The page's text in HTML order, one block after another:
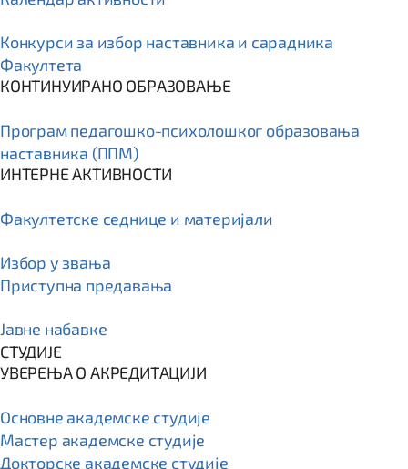
Конкурси за избор наставника и сарадника
Факултета
КОНТИНУИРАНО ОБРАЗОВАЊЕ
Програм пeдагошко-психолошког образовања
наставника (ППМ)
ИНТЕРНЕ АКТИВНОСТИ
Факултетске седнице и материјали
Избор у звања
Приступна предавања
Јавне набавке
СТУДИЈЕ
УВЕРЕЊА О АКРЕДИТАЦИЈИ
Основне академске студије
Мастер академске студије
Докторске академске студије